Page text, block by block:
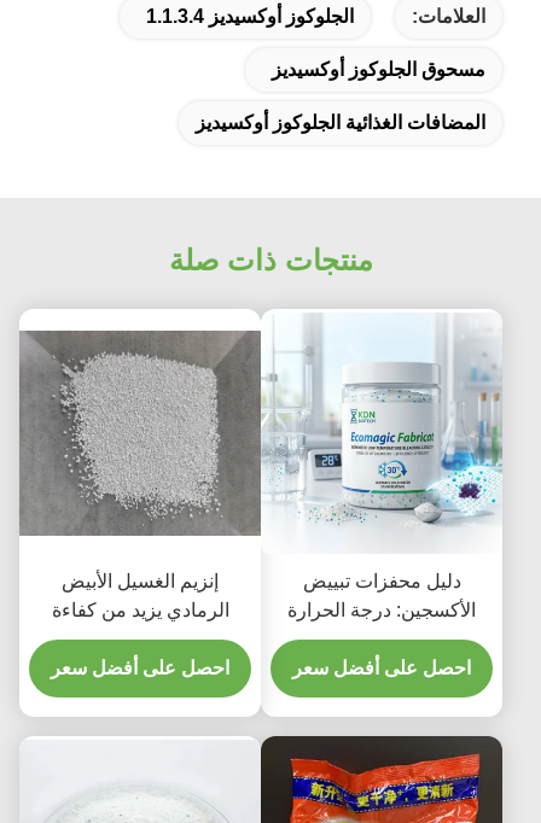
العلامات: الجلوكوز أوكسيديز 1.1.3.4
مسحوق الجلوكوز أوكسيديز
المضافات الغذائية الجلوكوز أوكسيديز
منتجات ذات صلة
دليل محفزات تبييض
الأكسجين: درجة الحرارة
المنخفضة؟ | كيه دي ان
للتكنولوجيا الحيوية
احصل على أفضل سعر
إنزيم الغسيل الأبيض
الرمادي يزيد من كفاءة
غسيل الملابس
احصل على أفضل سعر